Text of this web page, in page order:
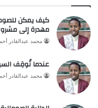
كيف يمكن
مهدرة إلى
محمد عبدالقادر
عندما تُوقِف
محمد عبدالقادر